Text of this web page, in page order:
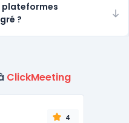
plateformes
?
ClickMeeting
4